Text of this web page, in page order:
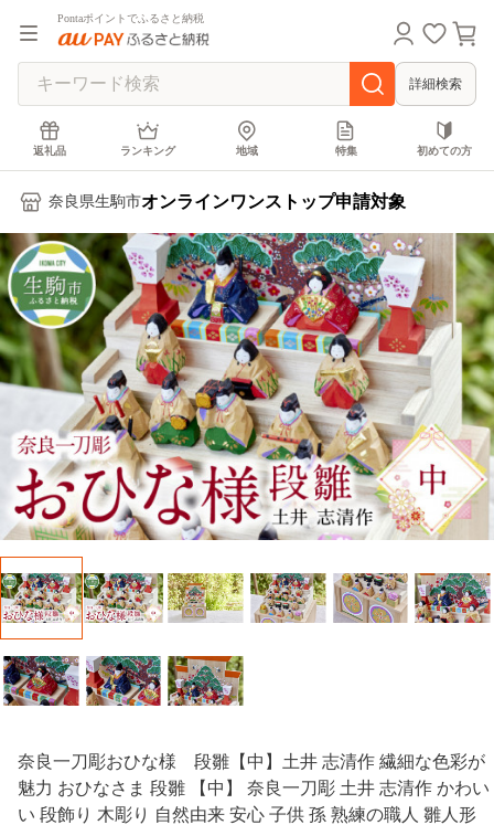
Pontaポイントでふるさと納税
詳細検索
返礼品 ランキング 地域 特集 初めての方
奈良県生駒市オンラインワンストップ申請対象
奈良一刀彫おひな様 段雛【中】土井 志清作 繊細な色彩が
魅力 おひなさま 段雛 【中】 奈良一刀彫 土井 志清作 かわい
い 段飾り 木彫り 自然由来 安心 子供 孫 熟練の職人 雛人形